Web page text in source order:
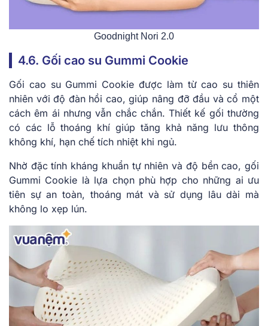
Goodnight Nori 2.0
4.6. Gối cao su Gummi Cookie
Gối cao su Gummi Cookie được làm từ cao su thiên
nhiên với độ đàn hồi cao, giúp nâng đỡ đầu và cổ một
cách êm ái nhưng vẫn chắc chắn. Thiết kế gối thường
có các lỗ thoáng khí giúp tăng khả năng lưu thông
không khí, hạn chế tích nhiệt khi ngủ.
Nhờ đặc tính kháng khuẩn tự nhiên và độ bền cao, gối
Gummi Cookie là lựa chọn phù hợp cho những ai ưu
tiên sự an toàn, thoáng mát và sử dụng lâu dài mà
không lo xẹp lún.